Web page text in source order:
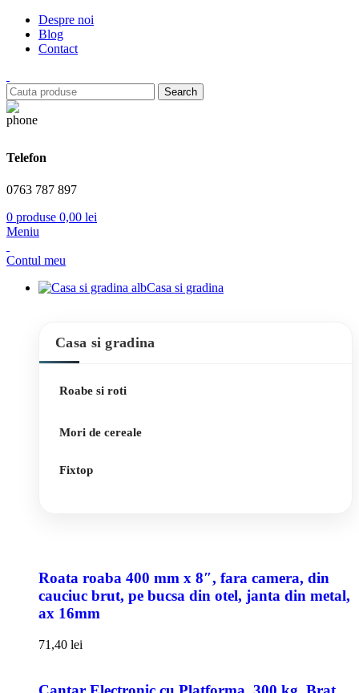
Despre noi
Blog
Contact
Search
Telefon
0763 787 897
0 produse 0,00 lei
Meniu
Contul meu
Casa si gradina
Casa si gradina
Roabe si roti
Mori de cereale
Fixtop
Roata roaba 400 mm x 8″, fara camera, din
cauciuc brut, pe bucsa din otel, janta din metal,
ax 16mm
71,40 lei